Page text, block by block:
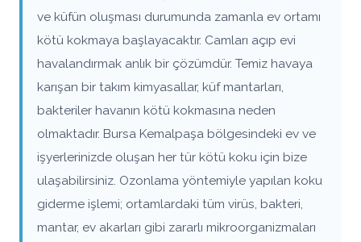
ve küfün oluşması durumunda zamanla ev ortamı
kötü kokmaya başlayacaktır. Camları açıp evi
havalandırmak anlık bir çözümdür. Temiz havaya
karışan bir takım kimyasallar, küf mantarları,
bakteriler havanın kötü kokmasına neden
olmaktadır. Bursa Kemalpaşa bölgesindeki ev ve
işyerlerinizde oluşan her tür kötü koku için bize
ulaşabilirsiniz. Ozonlama yöntemiyle yapılan koku
giderme işlemi; ortamlardaki tüm virüs, bakteri,
mantar, ev akarları gibi zararlı mikroorganizmaları